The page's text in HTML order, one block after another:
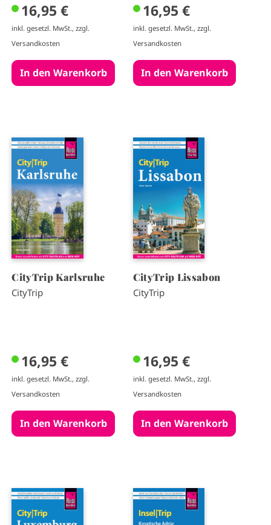
16,95 €
inkl. gesetzl. MwSt., zzgl.
Versandkosten
16,95 €
inkl. gesetzl. MwSt., zzgl.
Versandkosten
I
m
a
g
e
CityTrip Karlsruhe
CityTrip
16,95 €
inkl. gesetzl. MwSt., zzgl.
Versandkosten
I
m
a
CityTrip Lissabon
CityTrip
16,95 €
inkl. gesetzl. MwSt., zzgl.
Versandkosten
I
m
I
m